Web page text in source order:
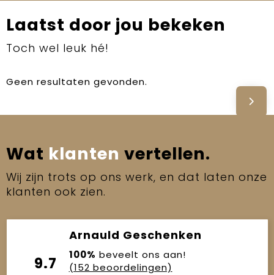
Laatst door jou bekeken
Toch wel leuk hé!
Geen resultaten gevonden.
Wat klanten vertellen.
Wij zijn trots op ons werk, en dat laten onze
klanten ook zien.
9.7
Arnauld Geschenken
100% beveelt ons aan!
(152 beoordelingen)